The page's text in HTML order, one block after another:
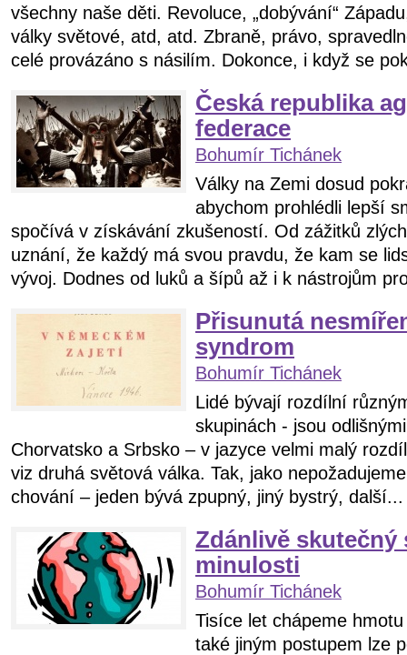
všechny naše děti. Revoluce, „dobývání“
války světové, atd, atd. Zbraně, právo,
celé provázáno s násilím. Dokonce, i když se
Česká republika
federace
Bohumír Tichánek
Války na Zemi dosud
abychom prohlédli lepší
spočívá v získávání zkušeností. Od zážitků
uznání, že každý má svou pravdu, že kam se
vývoj. Dodnes od luků a šípů až i k nástrojům
Přisunutá
syndrom
Bohumír Tichánek
Lidé bývají rozdílní
skupinách - jsou
Chorvatsko a Srbsko – v jazyce velmi malý
viz druhá světová válka. Tak, jako
chování – jeden bývá zpupný, jiný bystrý, další...
Zdánlivě skutečný
minulosti
Bohumír Tichánek
Tisíce let chápeme
také jiným postupem lze